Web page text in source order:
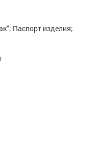
Паспорт изделия;